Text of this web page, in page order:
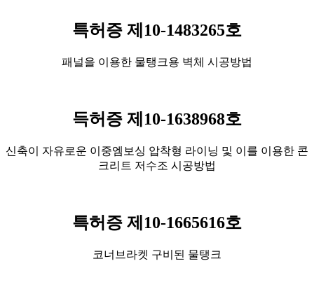
특허증 제10-1483265호
패널을 이용한 물탱크용 벽체 시공방법
득허증 제10-1638968호
신축이 자유로운 이중엠보싱 압착형 라이닝 및 이를 이용한 콘
크리트 저수조 시공방법
특허증 제10-1665616호
코너브라켓 구비된 물탱크